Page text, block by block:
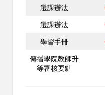
選課辦法
選課辦法
學習手冊
傳播學院教師升
等審核要點